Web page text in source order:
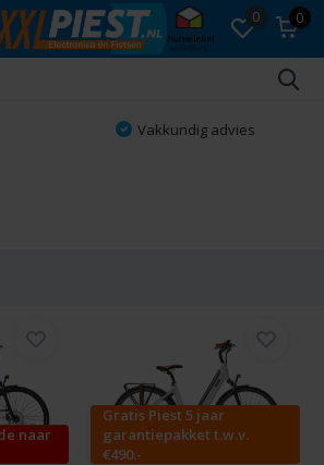
0 0
Vakkundig advies
naar
Gratis Piest 5 jaar
garantiepakket t.w.v.
€490.-